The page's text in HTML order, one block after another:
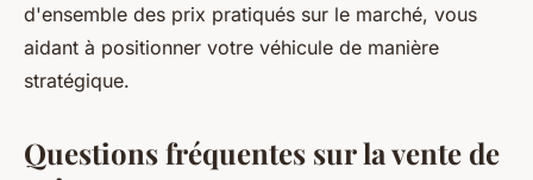
d'ensemble des prix pratiqués sur le marché, vous
aidant à positionner votre véhicule de manière
stratégique.
Questions fréquentes sur la vente de